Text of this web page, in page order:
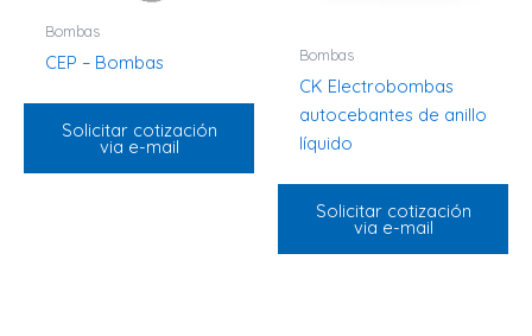
Bombas
CEP – Bombas
Solicitar cotización
via e-mail
Bombas
CK Electrobombas
autocebantes de anillo
líquido
Solicitar cotización
via e-mail